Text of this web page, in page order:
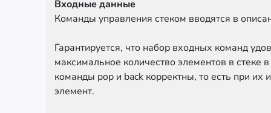
Входные данные
Команды управления стеком вводятся в
Гарантируется, что набор входных команд
максимальное количество элементов в стеке
команды pop и back корректны, то есть при
элемент.